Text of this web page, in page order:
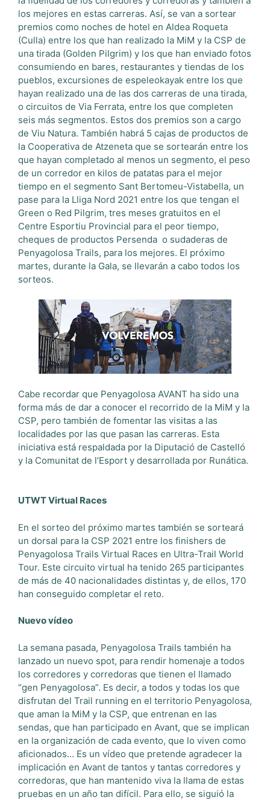
los mejores en estas carreras. Así, se van a sortear
premios como noches de hotel en Aldea Roqueta
(Culla) entre los que han realizado la MiM y la CSP de
una tirada (Golden Pilgrim) y los que han enviado fotos
consumiendo en bares, restaurantes y tiendas de los
pueblos, excursiones de espeleokayak entre los que
hayan realizado una de las dos carreras de una tirada,
o circuitos de Via Ferrata, entre los que completen
seis más segmentos. Estos dos premios son a cargo
de Viu Natura. También habrá 5 cajas de productos de
la Cooperativa de Atzeneta que se sortearán entre los
que hayan completado al menos un segmento, el peso
de un corredor en kilos de patatas para el mejor
tiempo en el segmento Sant Bertomeu-Vistabella, un
pase para la Lliga Nord 2021 entre los que tengan el
Green o Red Pilgrim, tres meses gratuitos en el
Centre Esportiu Provincial para el peor tiempo,
cheques de productos Persenda o sudaderas de
Penyagolosa Trails, para los mejores. El próximo
martes, durante la Gala, se llevarán a cabo todos los
sorteos.
Cabe recordar que Penyagolosa AVANT ha sido una
forma más de dar a conocer el recorrido de la MiM y la
CSP, pero también de fomentar las visitas a las
localidades por las que pasan las carreras. Esta
iniciativa está respaldada por la Diputació de Castelló
y la Comunitat de l’Esport y desarrollada por Runática.
UTWT Virtual Races
En el sorteo del próximo martes también se sorteará
un dorsal para la CSP 2021 entre los finishers de
Penyagolosa Trails Virtual Races en Ultra-Trail World
Tour. Este circuito virtual ha tenido 265 participantes
de más de 40 nacionalidades distintas y, de ellos, 170
han conseguido completar el reto.
Nuevo vídeo
La semana pasada, Penyagolosa Trails también ha
lanzado un nuevo spot, para rendir homenaje a todos
los corredores y corredoras que tienen el llamado
“gen Penyagolosa”. Es decir, a todos y todas los que
disfrutan del Trail running en el territorio Penyagolosa,
que aman la MiM y la CSP, que entrenan en las
sendas, que han participado en Avant, que se implican
en la organización de cada evento, que lo viven como
aficionados… Es un vídeo que pretende agradecer la
implicación en Avant de tantos y tantas corredores y
corredoras, que han mantenido viva la llama de estas
pruebas en un año tan difícil. Para ello, se siguió la